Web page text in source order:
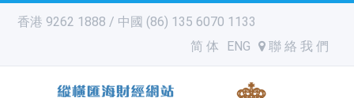
香港 9262 1888 / 中國 (86) 135 6070 1133
简 体
ENG 聯 絡 我 們